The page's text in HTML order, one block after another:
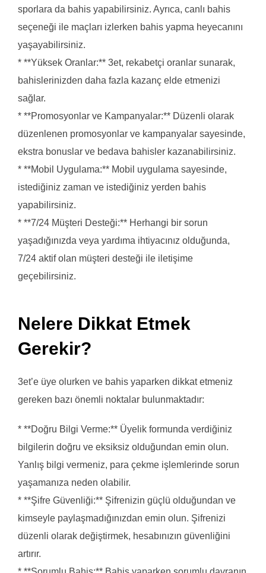
sporlara da bahis yapabilirsiniz. Ayrıca, canlı bahis
seçeneği ile maçları izlerken bahis yapma heyecanını
yaşayabilirsiniz.
* **Yüksek Oranlar:** 3et, rekabetçi oranlar sunarak,
bahislerinizden daha fazla kazanç elde etmenizi
sağlar.
* **Promosyonlar ve Kampanyalar:** Düzenli olarak
düzenlenen promosyonlar ve kampanyalar sayesinde,
ekstra bonuslar ve bedava bahisler kazanabilirsiniz.
* **Mobil Uygulama:** Mobil uygulama sayesinde,
istediğiniz zaman ve istediğiniz yerden bahis
yapabilirsiniz.
* **7/24 Müşteri Desteği:** Herhangi bir sorun
yaşadığınızda veya yardıma ihtiyacınız olduğunda,
7/24 aktif olan müşteri desteği ile iletişime
geçebilirsiniz.
Nelere Dikkat Etmek
Gerekir?
3et’e üye olurken ve bahis yaparken dikkat etmeniz
gereken bazı önemli noktalar bulunmaktadır:
* **Doğru Bilgi Verme:** Üyelik formunda verdiğiniz
bilgilerin doğru ve eksiksiz olduğundan emin olun.
Yanlış bilgi vermeniz, para çekme işlemlerinde sorun
yaşamanıza neden olabilir.
* **Şifre Güvenliği:** Şifrenizin güçlü olduğundan ve
kimseyle paylaşmadığınızdan emin olun. Şifrenizi
düzenli olarak değiştirmek, hesabınızın güvenliğini
artırır.